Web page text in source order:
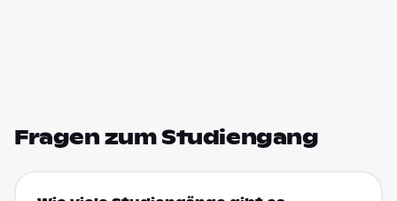
Fragen zum Studiengang